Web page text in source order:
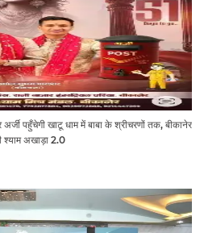
पहुँचेगी खाटू धाम में बाबा के श्रीचरणों तक, बीकानेर
श्याम अखाड़ा 2.0